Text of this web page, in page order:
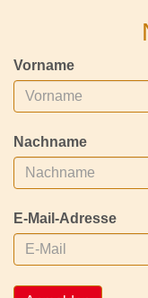
Vorname
Nachname
E-Mail-Adresse